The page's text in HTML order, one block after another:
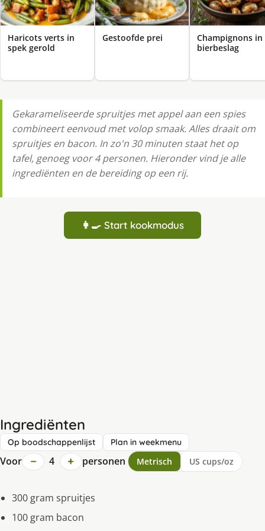
Haricots verts in
spek gerold
Gestoofde prei
Champignons in
bierbeslag
Gekarameliseerde spruitjes met appel aan een spies
combineert eenvoud met volop smaak. Alles draait om
spruitjes en bacon. In zo'n 30 minuten staat het op
tafel, genoeg voor 4 personen. Hieronder vind je alle
ingrediënten en de bereiding op een rij.
👩‍🍳 Start kookmodus
Ingrediënten
Op boodschappenlijst Plan in weekmenu
Voor − 4 + personen Metrisch US cups/oz
300 gram spruitjes
100 gram bacon